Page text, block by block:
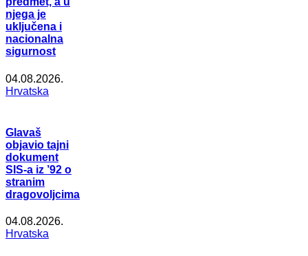
njega je
uključena i
nacionalna
sigurnost
04.08.2026.
Hrvatska
Glavaš
objavio tajni
dokument
SIS-a iz ’92 o
stranim
dragovoljcima
04.08.2026.
Hrvatska